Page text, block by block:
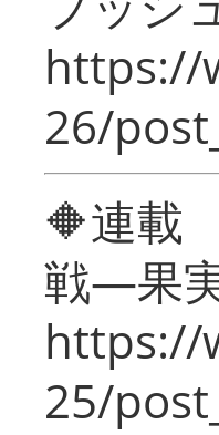
https://
26/
🔶連載
戦―果
https://
25/